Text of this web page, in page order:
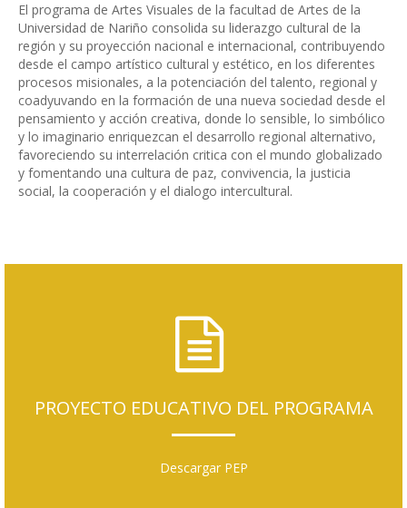
El programa de Artes Visuales de la facultad de Artes de la
Universidad de Nariño consolida su liderazgo cultural de la
región y su proyección nacional e internacional, contribuyendo
desde el campo artístico cultural y estético, en los diferentes
procesos misionales, a la potenciación del talento, regional y
coadyuvando en la formación de una nueva sociedad desde el
pensamiento y acción creativa, donde lo sensible, lo simbólico
y lo imaginario enriquezcan el desarrollo regional alternativo,
favoreciendo su interrelación critica con el mundo globalizado
y fomentando una cultura de paz, convivencia, la justicia
social, la cooperación y el dialogo intercultural.
PROYECTO EDUCATIVO DEL PROGRAMA
Descargar PEP